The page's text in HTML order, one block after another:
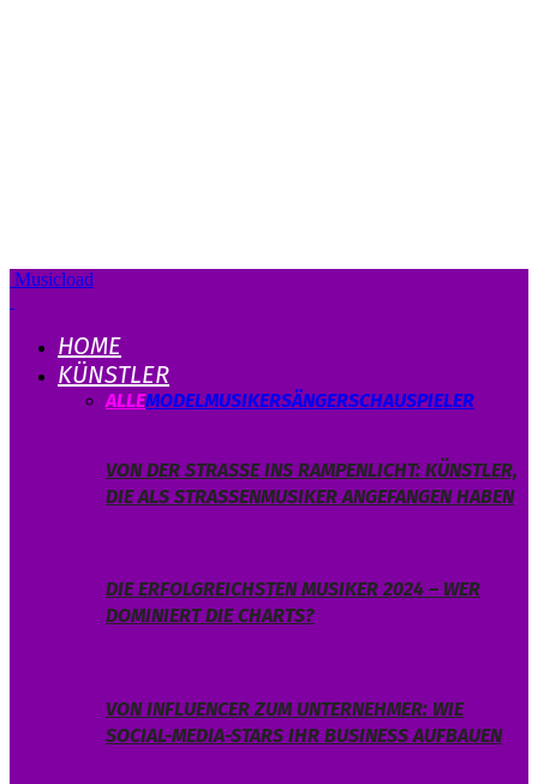
Musicload
HOME
KÜNSTLER
ALLEMODELMUSIKERSÄNGERSCHAUSPIELER
VON DER STRASSE INS RAMPENLICHT: KÜNSTLER, D
IE ALS STRASSENMUSIKER ANGEFANGEN HABEN
DIE ERFOLGREICHSTEN MUSIKER 2024 – WER
DOMINIERT DIE CHARTS?
VON INFLUENCER ZUM UNTERNEHMER: WIE
SOCIAL-MEDIA-STARS IHR BUSINESS AUFBAUEN